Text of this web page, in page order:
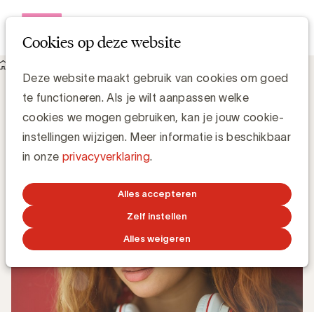
Cookies op deze website
Deze website maakt gebruik van cookies om goed
te functioneren. Als je wilt aanpassen welke
cookies we mogen gebruiken, kan je jouw cookie-
instellingen wijzigen. Meer informatie is beschikbaar
in onze privacyverklaring.
Alles accepteren
Zelf instellen
Alles weigeren
Een podcast maken: 4 cruciale stappen voor een hoge ROI
Een podcast maken: 4 cruciale stappen
voor een hoge ROI
Anne-Sophie Vilain
9 OKTOBER 2019